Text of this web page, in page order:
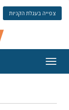
צפייה בעגלת הקניות